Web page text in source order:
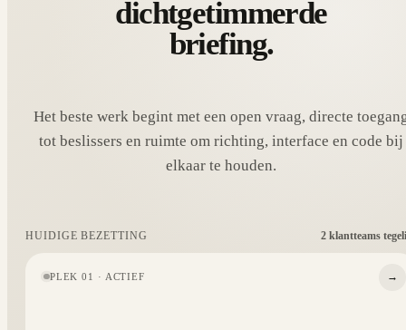
dichtgetimmerde
briefing.
Het beste werk begint met een open vraag, directe
tot beslissers en ruimte om richting, interface en code bij
elkaar te houden.
HUIDIGE BEZETTING 2 klantteams
PLEK 01 · ACTIEF →